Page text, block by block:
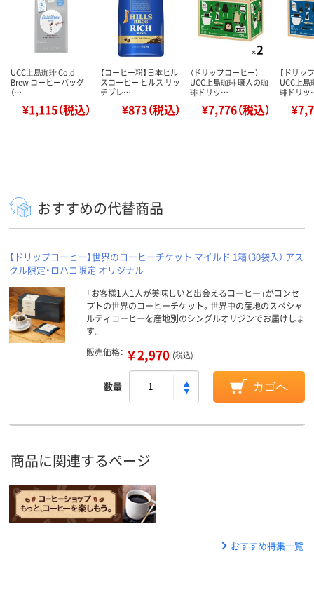
UCC上島珈琲 Cold
Brew コーヒーバッグ
（…
¥1,115（税込）
【コーヒー粉】日本ヒル
スコーヒー ヒルス リッ
チブレ…
¥873（税込）
（ドリップコーヒー）
UCC上島珈琲 職人の珈
琲ドリッ…
¥7,776（税込）
【ドリッ
UCC上島
琲ドリ
おすすめの代替商品
【ドリップコーヒー】世界のコーヒーチケット マイルド 1箱（30袋入） アス
クル限定・ロハコ限定 オリジナル
「お客様1人1人が美味しいと出会えるコーヒー」がコンセ
プトの世界のコーヒーチケット。世界中の産地のスペシャ
ルティコーヒーを産地別のシングルオリジンでお届けしま
す。
販売価格： ￥2,970 (税込)
数量 カゴへ
商品に関連するページ
おすすめ特集一覧